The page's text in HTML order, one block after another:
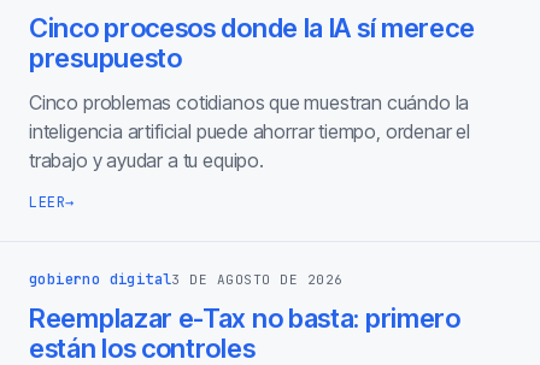
Cinco procesos donde la IA sí merece
presupuesto
Cinco problemas cotidianos que muestran cuándo la
inteligencia artificial puede ahorrar tiempo, ordenar el
trabajo y ayudar a tu equipo.
LEER→
gobierno digital3 DE AGOSTO DE 2026
Reemplazar e-Tax no basta: primero
están los controles